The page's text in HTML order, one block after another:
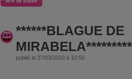
******BLAGUE DE
publié le 27/03/2010 à 10:50